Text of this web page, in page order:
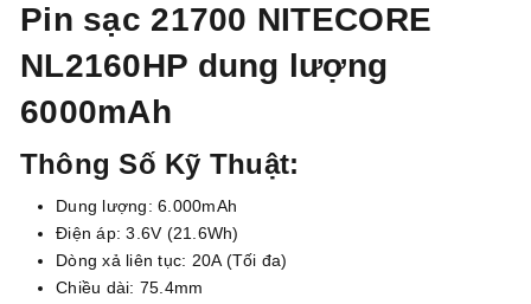
Pin sạc 21700 NITECORE
NL2160HP dung lượng
6000mAh
Thông Số Kỹ Thuật:
Dung lượng: 6.000mAh
Điện áp: 3.6V (21.6Wh)
Dòng xả liên tục: 20A (Tối đa)
Chiều dài: 75.4mm